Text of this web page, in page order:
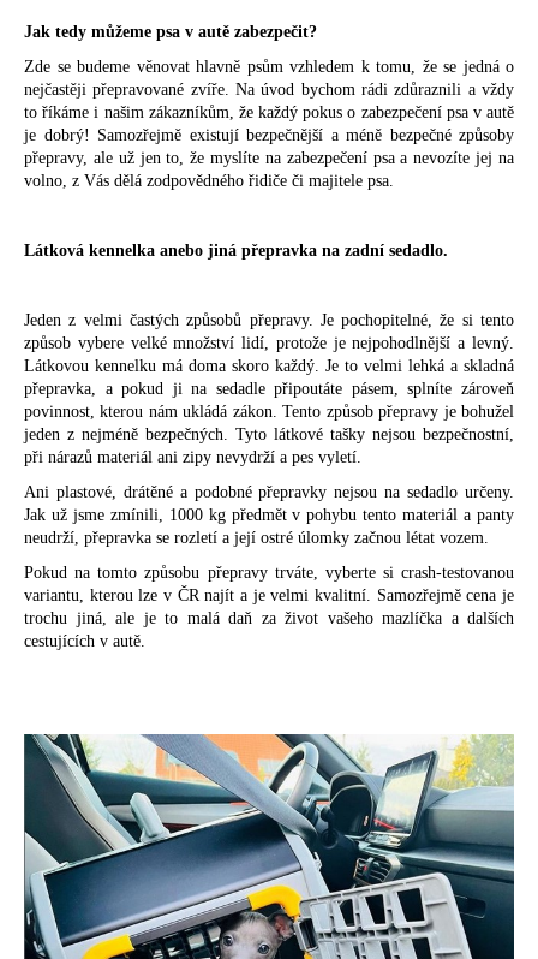
Jak tedy můžeme psa v autě zabezpečit?
Zde se budeme věnovat hlavně psům vzhledem k tomu, že se jedná o
nejčastěji přepravované zvíře. Na úvod bychom rádi zdůraznili a vždy
to říkáme i našim zákazníkům, že každý pokus o zabezpečení psa v autě
je dobrý! Samozřejmě existují bezpečnější a méně bezpečné způsoby
přepravy, ale už jen to, že myslíte na zabezpečení psa a nevozíte jej na
volno, z Vás dělá zodpovědného řidiče či majitele psa.
Látková kennelka anebo jiná přepravka na zadní sedadlo.
Jeden z velmi častých způsobů přepravy. Je pochopitelné, že si tento
způsob vybere velké množství lidí, protože je nejpohodlnější a levný.
Látkovou kennelku má doma skoro každý. Je to velmi lehká a skladná
přepravka, a pokud ji na sedadle připoutáte pásem, splníte zároveň
povinnost, kterou nám ukládá zákon. Tento způsob přepravy je bohužel
jeden z nejméně bezpečných. Tyto látkové tašky nejsou bezpečnostní,
při nárazů materiál ani zipy nevydrží a pes vyletí.
Ani plastové, drátěné a podobné přepravky nejsou na sedadlo určeny.
Jak už jsme zmínili, 1000 kg předmět v pohybu tento materiál a panty
neudrží, přepravka se rozletí a její ostré úlomky začnou létat vozem.
Pokud na tomto způsobu přepravy trváte, vyberte si crash-testovanou
variantu, kterou lze v ČR najít a je velmi kvalitní. Samozřejmě cena je
trochu jiná, ale je to malá daň za život vašeho mazlíčka a dalších
cestujících v autě.